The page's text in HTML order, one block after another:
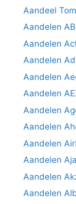
Aandeel
Aandelen
Aandelen
Aandelen
Aandelen
Aandelen
Aandelen
Aandelen
Aandelen
Aandelen
Aandelen
Aandelen